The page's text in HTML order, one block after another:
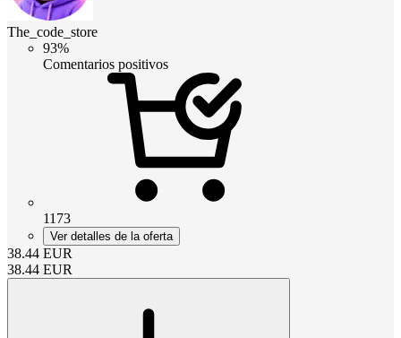
The_code_store
93%
Comentarios positivos
1173
Ver detalles de la oferta
38.44 EUR
38.44 EUR